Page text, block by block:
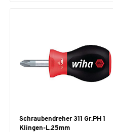
Schraubendreher 311 Gr.PH 1
Klingen-L.25mm